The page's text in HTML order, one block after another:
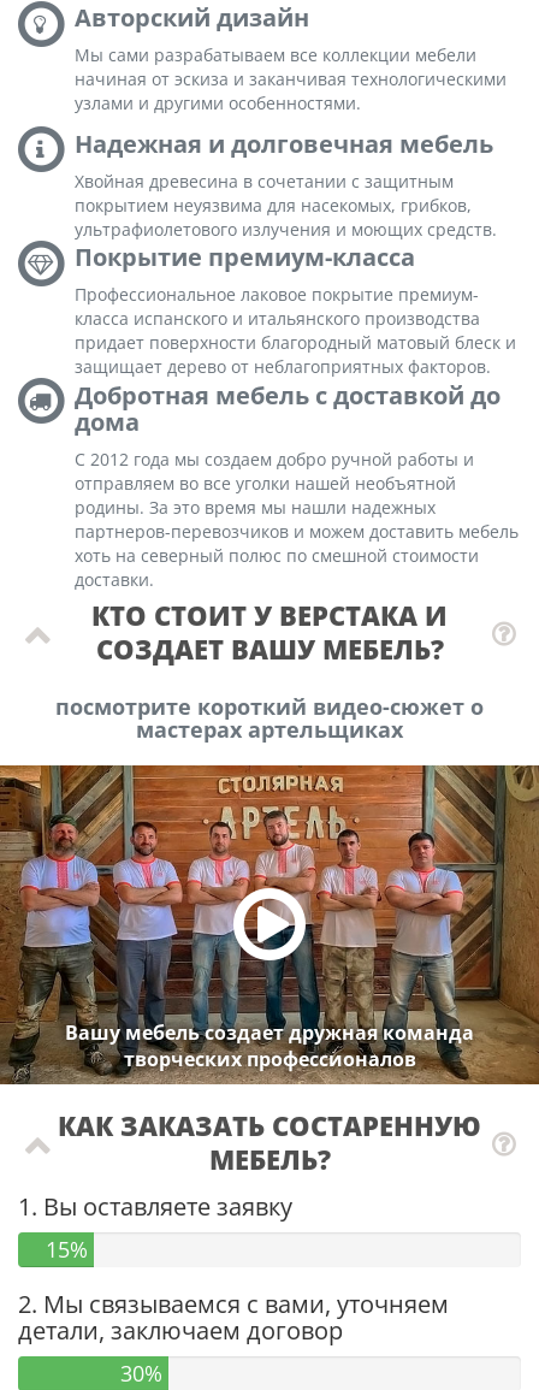
Авторский дизайн
Мы сами разрабатываем все коллекции мебели
начиная от эскиза и заканчивая технологическими
узлами и другими особенностями.
Надежная и долговечная мебель
Хвойная древесина в сочетании с защитным
покрытием неуязвима для насекомых, грибков,
ультрафиолетового излучения и моющих средств.
Покрытие премиум-класса
Профессиональное лаковое покрытие премиум-
класса испанского и итальянского производства
придает поверхности благородный матовый блеск и
защищает дерево от неблагоприятных факторов.
Добротная мебель с доставкой до
дома
С 2012 года мы создаем добро ручной работы и
отправляем во все уголки нашей необъятной
родины. За это время мы нашли надежных
партнеров-перевозчиков и можем доставить мебель
хоть на северный полюс по смешной стоимости
доставки.
КТО СТОИТ У ВЕРСТАКА И
СОЗДАЕТ ВАШУ МЕБЕЛЬ?
посмотрите короткий видео-сюжет о
мастерах артельщиках
Вашу мебель создает дружная команда
творческих профессионалов
КАК ЗАКАЗАТЬ СОСТАРЕННУЮ
МЕБЕЛЬ?
1. Вы оставляете заявку
15%
2. Мы связываемся с вами, уточняем
детали, заключаем договор
30%